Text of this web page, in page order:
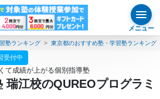
メニュー
塾ランキング 東京都のおすすめ塾・学習塾ランキング
受付中
て成績が上がる個別指導塾
瑞江校のQUREOプログラミ